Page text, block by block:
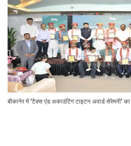
बीकानेर में ‘टैक्स एंड अकाउंटिंग टाइटन अवार्ड सेरेमनी’